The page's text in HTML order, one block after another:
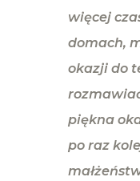
więcej
domach,
okazji do
piękna
po raz